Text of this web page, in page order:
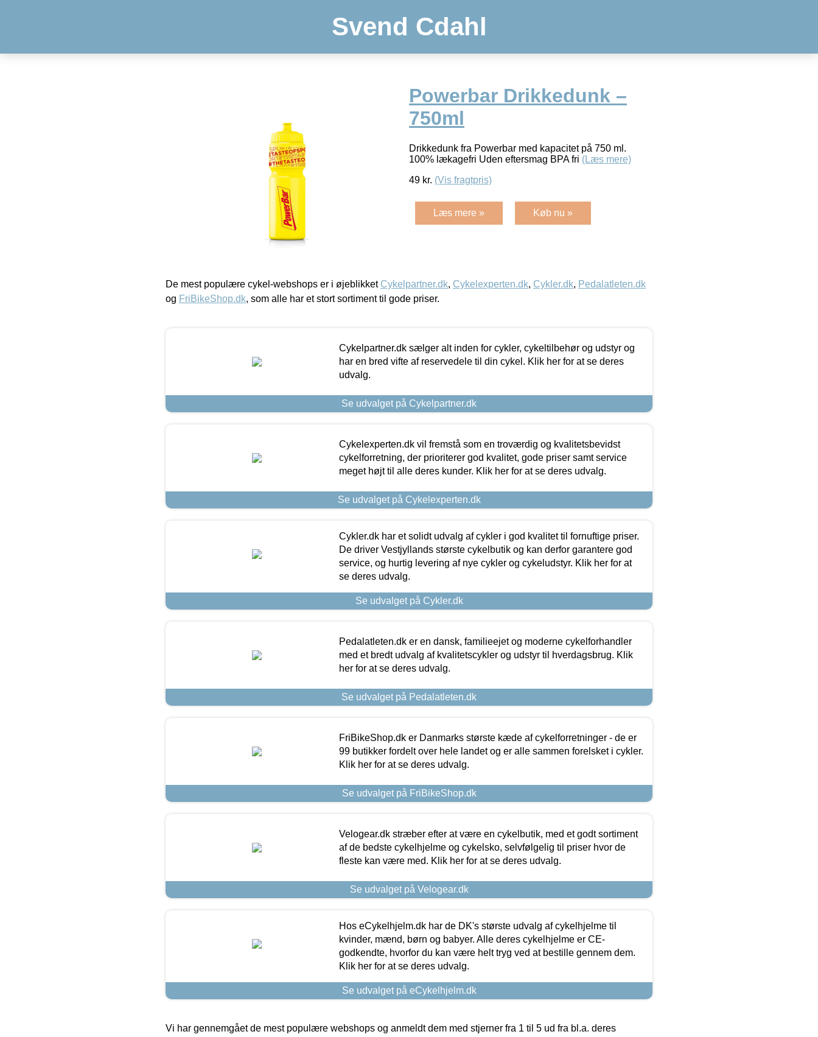
Svend Cdahl
Powerbar Drikkedunk –
750ml
Drikkedunk fra Powerbar med kapacitet på 750 ml.
100% lækagefri Uden eftersmag BPA fri (Læs mere)
49 kr. (Vis fragtpris)
Læs mere » Køb nu »
De mest populære cykel-webshops er i øjeblikket Cykelpartner.dk, Cykelexperten.dk, Cykler.dk, Pedalatleten.dk
og FriBikeShop.dk, som alle har et stort sortiment til gode priser.
Cykelpartner.dk sælger alt inden for cykler, cykeltilbehør og udstyr og
har en bred vifte af reservedele til din cykel. Klik her for at se deres
udvalg.
Se udvalget på Cykelpartner.dk
Cykelexperten.dk vil fremstå som en troværdig og kvalitetsbevidst
cykelforretning, der prioriterer god kvalitet, gode priser samt service
meget højt til alle deres kunder. Klik her for at se deres udvalg.
Se udvalget på Cykelexperten.dk
Cykler.dk har et solidt udvalg af cykler i god kvalitet til fornuftige priser.
De driver Vestjyllands største cykelbutik og kan derfor garantere god
service, og hurtig levering af nye cykler og cykeludstyr. Klik her for at
se deres udvalg.
Se udvalget på Cykler.dk
Pedalatleten.dk er en dansk, familieejet og moderne cykelforhandler
med et bredt udvalg af kvalitetscykler og udstyr til hverdagsbrug. Klik
her for at se deres udvalg.
Se udvalget på Pedalatleten.dk
FriBikeShop.dk er Danmarks største kæde af cykelforretninger - de er
99 butikker fordelt over hele landet og er alle sammen forelsket i cykler.
Klik her for at se deres udvalg.
Se udvalget på FriBikeShop.dk
Velogear.dk stræber efter at være en cykelbutik, med et godt sortiment
af de bedste cykelhjelme og cykelsko, selvfølgelig til priser hvor de
fleste kan være med. Klik her for at se deres udvalg.
Se udvalget på Velogear.dk
Hos eCykelhjelm.dk har de DK's største udvalg af cykelhjelme til
kvinder, mænd, børn og babyer. Alle deres cykelhjelme er CE-
godkendte, hvorfor du kan være helt tryg ved at bestille gennem dem.
Klik her for at se deres udvalg.
Se udvalget på eCykelhjelm.dk
Vi har gennemgået de mest populære webshops og anmeldt dem med stjerner fra 1 til 5 ud fra bl.a. deres